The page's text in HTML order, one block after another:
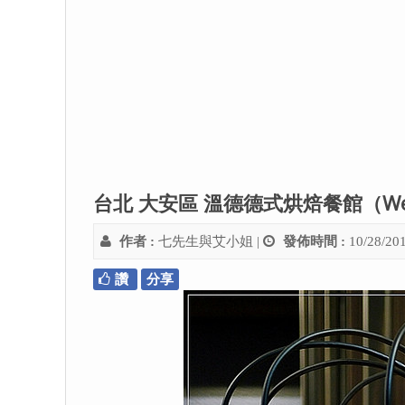
台北 大安區 溫德德式烘焙餐館（
作者 : 七先生與艾小姐 | 發佈時間 : 10/28/
讚 分享